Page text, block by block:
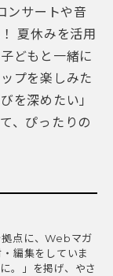
ンサートや音
夏休みを活用
どもと一緒に
プを楽しみた
を深めたい」
、ぴったりの
拠点に、Webマガ
編集をしていま
。」を掲げ、やさ